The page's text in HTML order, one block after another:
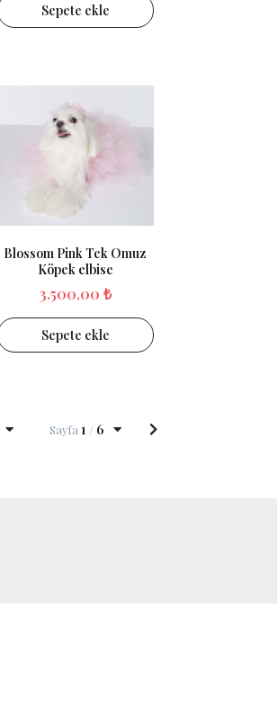
Sepete ekle
Blossom Pink Tek Omuz
Köpek elbise
3.500,00 ₺
Sepete ekle
Sayfa 1 / 6